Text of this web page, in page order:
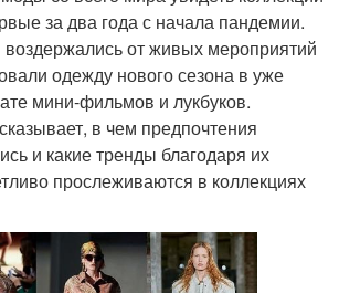
за два года с начала пандемии.
от живых мероприятий
одежду нового сезона в уже
мини-фильмов и лукбуков.
в чем предпочтения
и какие тренды благодаря их
прослеживаются в коллекциях